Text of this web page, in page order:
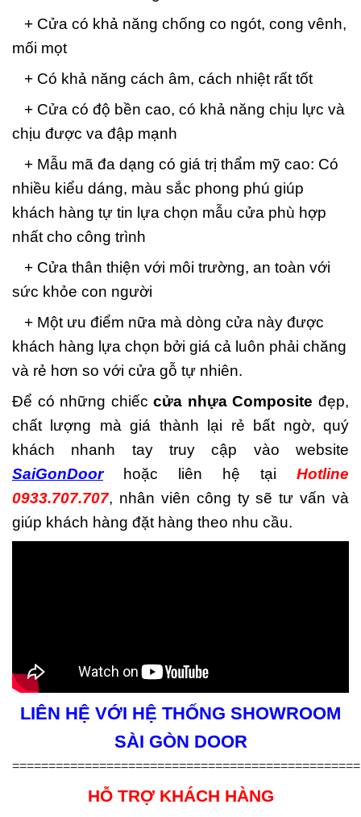
+ Cửa có khả năng chống co ngót, cong vênh,
mối mọt
+ Có khả năng cách âm, cách nhiệt rất tốt
+ Cửa có độ bền cao, có khả năng chịu lực và
chịu được va đập mạnh
+ Mẫu mã đa dạng có giá trị thẩm mỹ cao: Có
nhiều kiểu dáng, màu sắc phong phú giúp
khách hàng tự tin lựa chọn mẫu cửa phù hợp
nhất cho công trình
+ Cửa thân thiện với môi trường, an toàn với
sức khỏe con người
+ Một ưu điểm nữa mà dòng cửa này được
khách hàng lựa chọn bởi giá cả luôn phải chăng
và rẻ hơn so với cửa gỗ tự nhiên.
Để có những chiếccửa nhựa Composite đẹp,
chất lượng mà giá thành lại rẻ bất ngờ, quý
khách nhanh tay truy cập vào website
SaiGonDoorhoặc liên hệ tại Hotline
0933.707.707, nhân viên công ty sẽ tư vấn và
giúp khách hàng đặt hàng theo nhu cầu.
LIÊN HỆ VỚI HỆ THỐNG SHOWROOM
SÀI GÒN DOOR
================================================
HỖ TRỢ KHÁCH HÀNG